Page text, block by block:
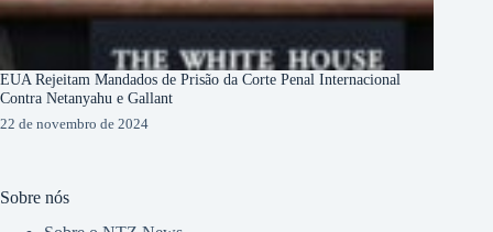
EUA Rejeitam Mandados de Prisão da Corte Penal Internacional
Contra Netanyahu e Gallant
22 de novembro de 2024
Sobre nós